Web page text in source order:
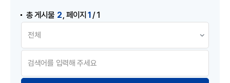
총 게시물 2 ,페이지1/ 1